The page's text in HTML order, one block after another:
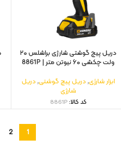
دریل پیچ گوشتی شارژی براشلس ۲۰
ولت چکشی ۶۰ نیوتن متر | 8861P
ابزار شارژی,دریل پیچ گوشتی,دریل
شارژی
کد کالا:8861P
1
2